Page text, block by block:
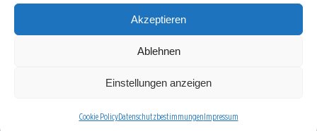
Akzeptieren
Ablehnen
Einstellungen anzeigen
Cookie PolicyDatenschutzbestimmungenImpressum
Tagesgeld vergleichen